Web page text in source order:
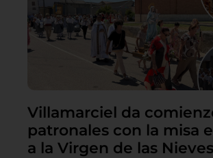
Villamarciel da
patronales con la misa
a la Virgen de las Nieves